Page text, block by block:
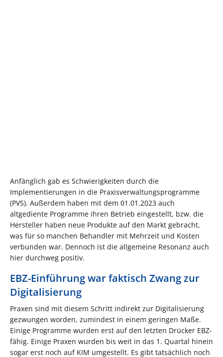
Anfänglich gab es Schwierigkeiten durch die
Implementierungen in die Praxisverwaltungsprogramme
(PVS). Außerdem haben mit dem 01.01.2023 auch
altgediente Programme ihren Betrieb eingestellt, bzw. die
Hersteller haben neue Produkte auf den Markt gebracht,
was für so manchen Behandler mit Mehrzeit und Kosten
verbunden war. Dennoch ist die allgemeine Resonanz auch
hier durchweg positiv.
EBZ-Einführung war faktisch Zwang zur
Digitalisierung
Praxen sind mit diesem Schritt indirekt zur Digitalisierung
gezwungen worden, zumindest in einem geringen Maße.
Einige Programme wurden erst auf den letzten Drücker EBZ-
fähig. Einige Praxen wurden bis weit in das 1. Quartal hinein
sogar erst noch auf KIM umgestellt. Es gibt tatsächlich noch